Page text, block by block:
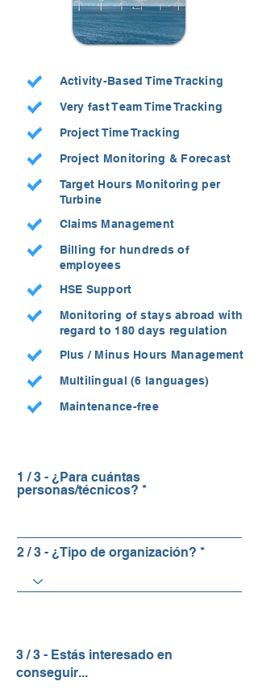
Activity-Based Time Tracking
Very fast Team Time Tracking
Project Time Tracking
Project Monitoring & Forecast
Target Hours Monitoring per
Turbine
Claims Management
Billing for hundreds of
employees
HSE Support
Monitoring of stays abroad with
regard to 180 days regulation
Plus / Minus Hours Management
Multilingual (6 languages)
Maintenance-free
1 / 3 - ¿Para cuántas
personas/técnicos?
2 / 3 - ¿Tipo de organización?
3 / 3 - Estás interesado en
conseguir...